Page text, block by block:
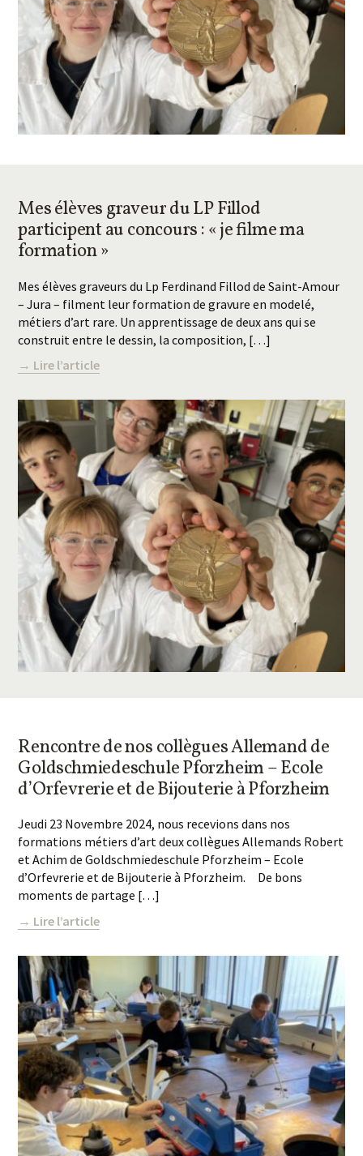
Mes élèves graveur du LP Fillod
participent au concours : « je filme ma
formation »
Mes élèves graveurs du Lp Ferdinand Fillod de Saint-Amour
– Jura – filment leur formation de gravure en modelé,
métiers d’art rare. Un apprentissage de deux ans qui se
construit entre le dessin, la composition, […]
→ Lire l’article
Rencontre de nos collègues Allemand de
Goldschmiedeschule Pforzheim – Ecole
d’Orfevrerie et de Bijouterie à Pforzheim
Jeudi 23 Novembre 2024, nous recevions dans nos
formations métiers d’art deux collègues Allemands Robert
et Achim de Goldschmiedeschule Pforzheim – Ecole
d’Orfevrerie et de Bijouterie à Pforzheim. De bons
moments de partage […]
→ Lire l’article